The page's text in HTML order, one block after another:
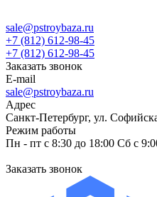
sale@pstroybaza.ru
+7 (812) 612-98-45
+7 (812) 612-98-45
Заказать звонок
E-mail
sale@pstroybaza.ru
Адрес
Санкт-Петербург, ул.
Режим работы
Пн - пт с 8:30 до 18:00 Сб с
Заказать звонок